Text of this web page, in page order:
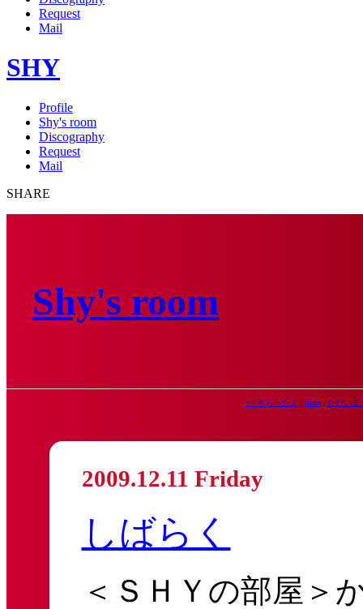
Request
Mail
SHY
Profile
Shy's room
Discography
Request
Mail
SHARE
Shy's room
<< もらったよ | main| ただいま
2009.12.11 Friday
しばらく
＜ＳＨＹの部屋＞